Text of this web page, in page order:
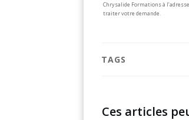
Chrysalide Formations à
traiter votre demande.
TAGS
Ces articles